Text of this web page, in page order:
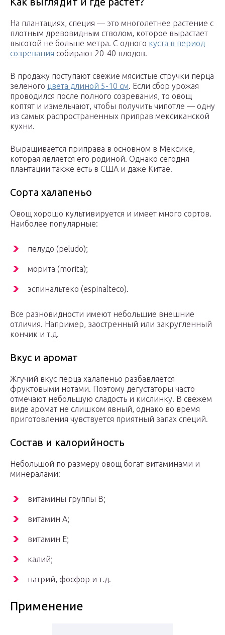
На плантациях, специя — это многолетнее растение с
плотным древовидным стволом, которое вырастает
высотой не больше метра. С одного куста в период
созревания собирают 20-40 плодов.
В продажу поступают свежие мясистые стручки перца
зеленого цвета длиной 5-10 см. Если сбор урожая
проводился после полного созревания, то овощ
коптят и измельчают, чтобы получить чипотле — одну
из самых распространенных приправ мексиканской
кухни.
Выращивается приправа в основном в Мексике,
которая является его родиной. Однако сегодня
плантации также есть в США и даже Китае.
Сорта халапеньо
Овощ хорошо культивируется и имеет много сортов.
Наиболее популярные:
пелудо (peludo);
морита (morita);
эспинальтеко (espinalteco).
Все разновидности имеют небольшие внешние
отличия. Например, заостренный или закругленный
кончик и т.д.
Вкус и аромат
Жгучий вкус перца халапеньо разбавляется
фруктовыми нотами. Поэтому дегустаторы часто
отмечают небольшую сладость и кислинку. В свежем
виде аромат не слишком явный, однако во время
приготовления чувствуется приятный запах специй.
Состав и калорийность
Небольшой по размеру овощ богат витаминами и
минералами:
витамины группы B;
витамин A;
витамин E;
калий;
натрий, фосфор и т.д.
Применение